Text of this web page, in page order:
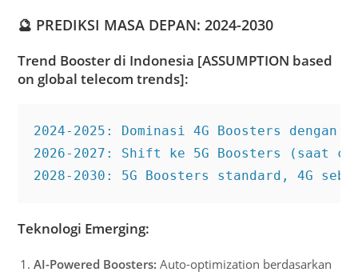
🔮 PREDIKSI MASA DEPAN: 2024-2030
Trend Booster di Indonesia [ASSUMPTION based
on global telecom trends]:
2024-2025: Dominasi 4G Boosters dengan
2026-2027: Shift ke 5G Boosters (saat
2028-2030: 5G Boosters standard, 4G
Teknologi Emerging:
AI-Powered Boosters: Auto-optimization berdasarkan